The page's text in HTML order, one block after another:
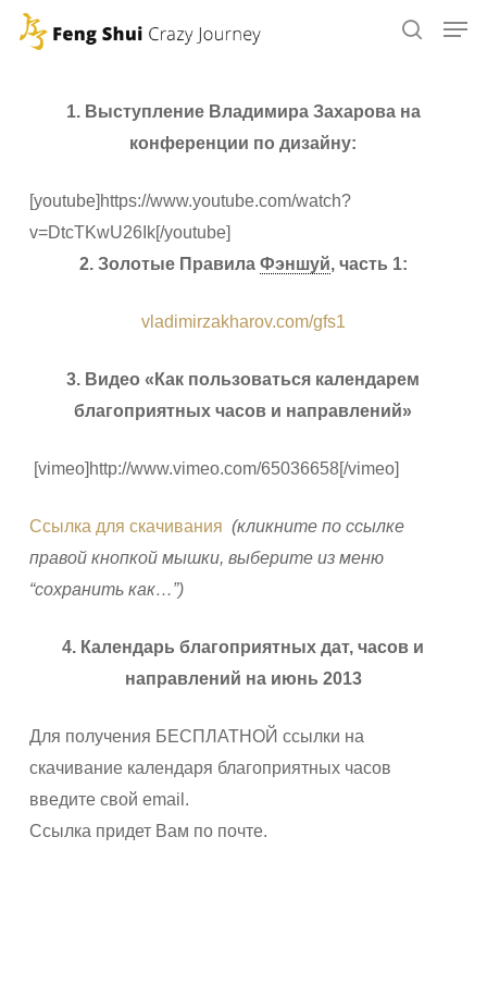
Skip
1. Выступление Владимира Захарова на
конференции по дизайну:
[youtube]https://www.youtube.com/watch?
v=DtcTKwU26Ik[/youtube]
2. Золотые Правила Фэншуй, часть 1:
vladimirzakharov.com/gfs1
3. Видео «Как пользоваться календарем
благоприятных часов и направлений»
[vimeo]http://www.vimeo.com/65036658[/vimeo]
Ссылка для скачивания (кликните по ссылке
правой кнопкой мышки, выберите из меню
“сохранить как…”)
4. Календарь благоприятных дат, часов и
направлений на июнь 2013
Для получения БЕСПЛАТНОЙ ссылки на
скачивание календаря благоприятных часов
введите свой email.
Ссылка придет Вам по почте.